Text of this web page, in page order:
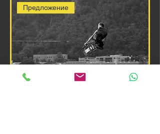
Предложение